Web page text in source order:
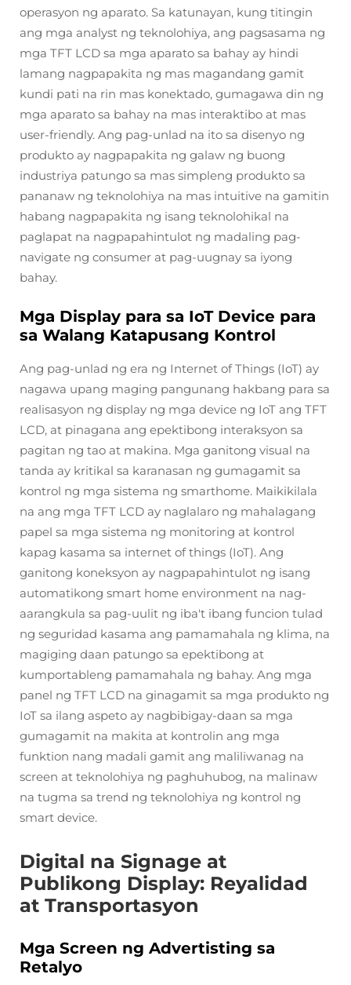
operasyon ng aparato. Sa katunayan, kung titingin
ang mga analyst ng teknolohiya, ang pagsasama ng
mga TFT LCD sa mga aparato sa bahay ay hindi
lamang nagpapakita ng mas magandang gamit
kundi pati na rin mas konektado, gumagawa din ng
mga aparato sa bahay na mas interaktibo at mas
user-friendly. Ang pag-unlad na ito sa disenyo ng
produkto ay nagpapakita ng galaw ng buong
industriya patungo sa mas simpleng produkto sa
pananaw ng teknolohiya na mas intuitive na gamitin
habang nagpapakita ng isang teknolohikal na
paglapat na nagpapahintulot ng madaling pag-
navigate ng consumer at pag-uugnay sa iyong
bahay.
Mga Display para sa IoT Device para
sa Walang Katapusang Kontrol
Ang pag-unlad ng era ng Internet of Things (IoT) ay
nagawa upang maging pangunang hakbang para sa
realisasyon ng display ng mga device ng IoT ang TFT
LCD, at pinagana ang epektibong interaksyon sa
pagitan ng tao at makina. Mga ganitong visual na
tanda ay kritikal sa karanasan ng gumagamit sa
kontrol ng mga sistema ng smarthome. Maikikilala
na ang mga TFT LCD ay naglalaro ng mahalagang
papel sa mga sistema ng monitoring at kontrol
kapag kasama sa internet of things (IoT). Ang
ganitong koneksyon ay nagpapahintulot ng isang
automatikong smart home environment na nag-
aarangkula sa pag-uulit ng iba't ibang funcion tulad
ng seguridad kasama ang pamamahala ng klima, na
magiging daan patungo sa epektibong at
kumportableng pamamahala ng bahay. Ang mga
panel ng TFT LCD na ginagamit sa mga produkto ng
IoT sa ilang aspeto ay nagbibigay-daan sa mga
gumagamit na makita at kontrolin ang mga
funktion nang madali gamit ang maliliwanag na
screen at teknolohiya ng paghuhubog, na malinaw
na tugma sa trend ng teknolohiya ng kontrol ng
smart device.
Digital na Signage at
Publikong Display: Reyalidad
at Transportasyon
Mga Screen ng Advertisting sa
Retalyo